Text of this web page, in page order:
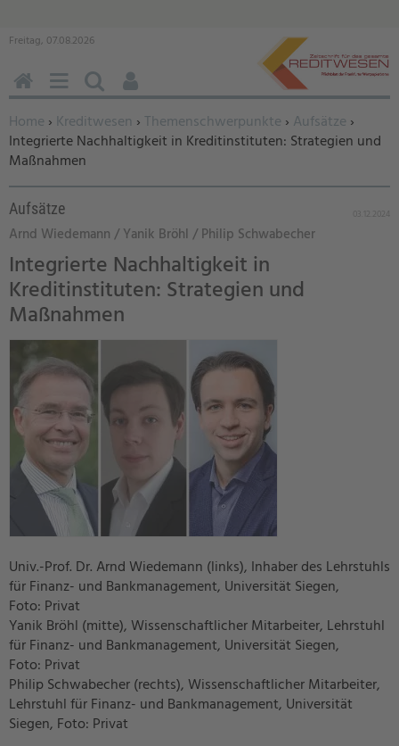
Freitag, 07.08.2026
Sie befinden sich hier:
Home › Kreditwesen › Themenschwerpunkte › Aufsätze ›
Integrierte Nachhaltigkeit in Kreditinstituten: Strategien und
Maßnahmen
Aufsätze 03.12.2024
Arnd Wiedemann / Yanik Bröhl / Philip Schwabecher
Integrierte Nachhaltigkeit in
Kreditinstituten: Strategien und
Maßnahmen
Univ.-Prof. Dr. Arnd Wiedemann (links), Inhaber des Lehrstuhls
für Finanz- und Bankmanagement, Universität Siegen,
Foto: Privat
Yanik Bröhl (mitte), Wissenschaftlicher Mitarbeiter, Lehrstuhl
für Finanz- und Bankmanagement, Universität Siegen,
Foto: Privat
Philip Schwabecher (rechts), Wissenschaftlicher Mitarbeiter,
Lehrstuhl für Finanz- und Bankmanagement, Universität
Siegen, Foto: Privat
HOMEMENÜSUCHEN
BENUTZERFUNKTIONEN